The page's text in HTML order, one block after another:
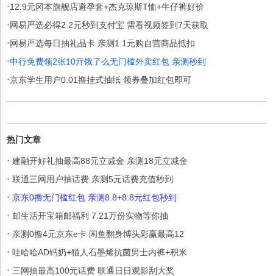
·12.9元冈本旗舰店避孕套+杰克琼斯T恤+牛仔裤好价
·网易严选必得2.2元秒到支付宝 需看视频签到7天获取
·网易严选每日抽礼品卡 亲测1.1元购自营商品抵扣
·中行免费领2张10亓饿了么无门槛外卖红包 亲测秒到
·京东学生用户0.01撸挂式抽纸 领券叠加红包即可
热门文章
· 建融开好礼抽最高88元立减金 亲测18元立减金
· 联通三网用户抽话费 亲测5元话费充值秒到
· 京东0撸无门槛红包 亲测8.8+8.8元红包秒到
· 邮生活开宝箱邮福利 7.21万份实物等你抽
· 亲测0撸4元京东e卡 闲鱼翻身博头彩赢最高12
· 哇哈哈AD钙奶+猫人石墨烯抗菌男士内裤+积米
· 三网抽最高100元话费 联通日日观影刮大奖